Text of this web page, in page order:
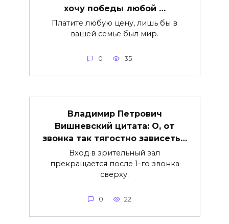
хочу победы любой …
Платите любую цену, лишь бы в
вашей семье был мир.
0 35
Владимир Петрович
Вишневский цитата: О, от
звонка так тягостно зависеть…
Вход в зрительный зал
прекращается после 1-го звонка
сверху.
0 22